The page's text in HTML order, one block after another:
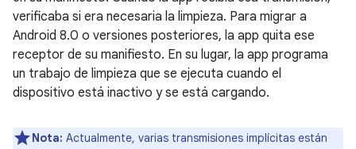
verificaba si era necesaria la limpieza. Para migrar a
Android 8.0 o versiones posteriores, la app quita ese
receptor de su manifiesto. En su lugar, la app programa
un trabajo de limpieza que se ejecuta cuando el
dispositivo está inactivo y se está cargando.
Nota: Actualmente, varias transmisiones implícitas están